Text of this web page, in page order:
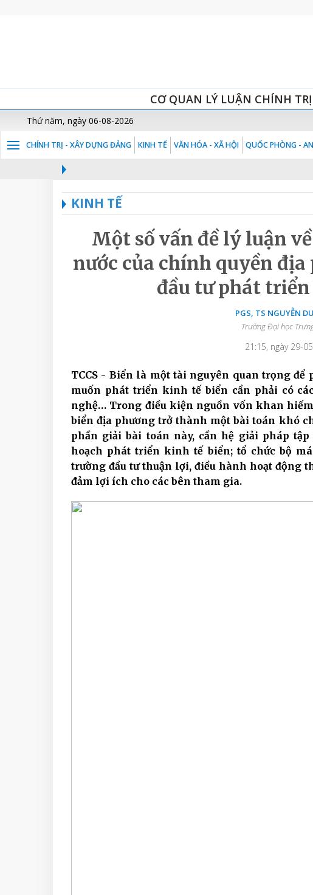
CƠ QUAN LÝ LUẬN CHÍNH
Thứ năm, ngày 06-08-2026
CHÍNH TRỊ - XÂY DỰNG ĐẢNG KINH TẾ VĂN HÓA - XÃ HỘI QUỐC PHÒNG -
KINH TẾ
Một số vấn đề lý luận
nước của chính quyền
đầu tư phát
PGS, TS NGUYỄN
Trường Đại học
21:15, ngày 29-
TCCS - Biển là một tài nguyên quan trọng
muốn phát triển kinh tế biển cần phải có
nghệ… Trong điều kiện nguồn vốn khan
biển địa phương trở thành một bài toán khó
phần giải bài toán này, cần hệ giải pháp
hoạch phát triển kinh tế biển; tổ chức bộ
trường đầu tư thuận lợi, điều hành hoạt động
đảm lợi ích cho các bên tham gia.